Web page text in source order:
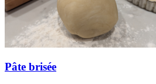
Pâte brisée